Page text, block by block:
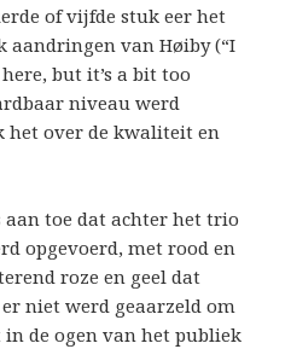
of vijfde stuk eer het
aandringen van Høiby (“I
but it’s a bit too
niveau werd
het over de kwaliteit en
aan toe dat achter het trio
opgevoerd, met rood en
roze en geel dat
niet werd geaarzeld om
in de ogen van het publiek